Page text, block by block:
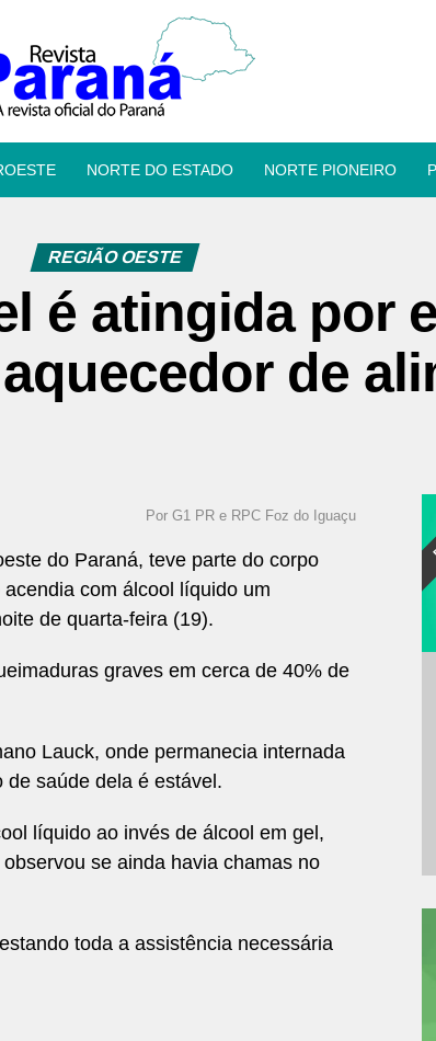
NORTE DO ESTADO NORTE PIONEIRO
REGIÃO OESTE
é atingida por
de
Por G1 PR e RPC Foz do Iguaçu
do Paraná, teve parte do corpo
com álcool líquido um
de quarta-feira (19).
graves em cerca de 40% de
Lauck, onde permanecia internada
saúde dela é estável.
líquido ao invés de álcool em gel,
se ainda havia chamas no
toda a assistência necessária